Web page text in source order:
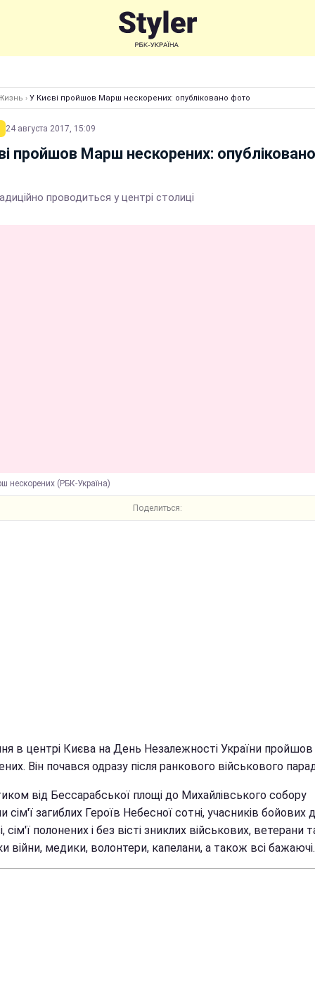
› У Києві пройшов Марш нескорених: опубліковано фото
24 августа 2017, 15:09
пройшов Марш нескорених: опубліковано
проводиться у центрі столиці
нескорених (РБК-Україна)
Поделиться:
в центрі Києва на День Незалежності України
Він почався одразу після ранкового військового
від Бессарабської площі до Михайлівського собору
сім'ї загиблих Героїв Небесної сотні, учасників бойових
сім'ї полонених і без вісті зниклих військових, ветерани
війни, медики, волонтери, капелани, а також всі бажаючі.